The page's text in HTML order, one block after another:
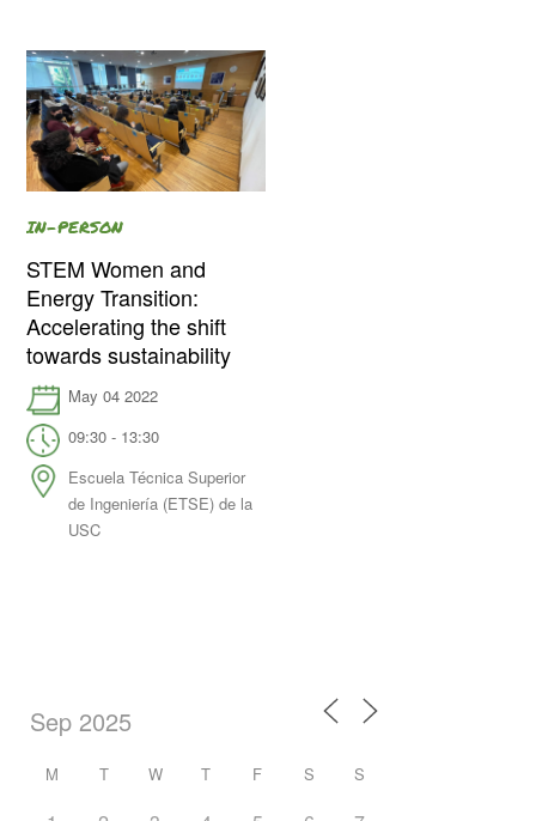
IN-PERSON
STEM Women and
Energy Transition:
Accelerating the shift
towards sustainability
May 04 2022
09:30 - 13:30
Escuela Técnica Superior
de Ingeniería (ETSE) de la
USC
M T W T F S S